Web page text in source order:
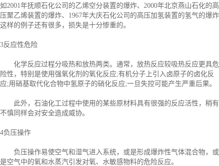
如2001年抚顺石化公司的乙烯空分装置的爆炸、2000年北京燕山石化的高
压聚乙烯装置的爆炸、1967年大庆石化公司的高压加氢装置的氢气的爆炸
这样的例子还有很多，损失是十分惨重的。
3反应性危险
化学反应过程分吸热和放热两类。通常，放热反应较吸热反应更具危
险性，特别是使用强氧化剂的氧化反应;有机分子上引入卤原子的卤化反
应;用硝基取代化合物中氢原子的硝化反应;一旦失控可能产生严重后果。
此外，石油化工过程中使用的某些原材料具有很强的反应活性，稍有
不慎同样会对安全造成威协。
4负压操作
负压操作易使空气和湿气进入系统，或是形成爆炸性气体混合物，或
是空气中的氧和水蒸汽引发对氧、水敏感物料的危险反应。